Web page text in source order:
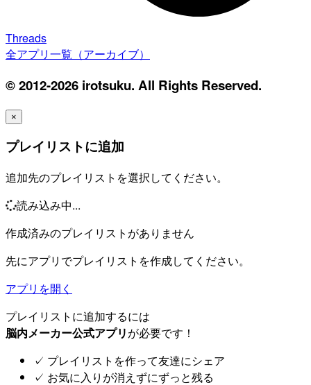
Threads
全アプリ一覧（アーカイブ）
© 2012-2026 irotsuku. All Rights Reserved.
×
プレイリストに追加
追加先のプレイリストを選択してください。
読み込み中...
作成済みのプレイリストがありません
先にアプリでプレイリストを作成してください。
アプリを開く
プレイリストに追加するには
脳内メーカー公式アプリが必要です！
✓ プレイリストを作って友達にシェア
✓ お気に入りが消えずにずっと残る